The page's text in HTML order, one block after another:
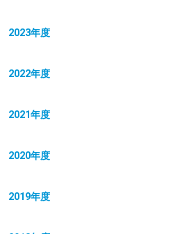
2023年度
2022年度
2021年度
2020年度
2019年度